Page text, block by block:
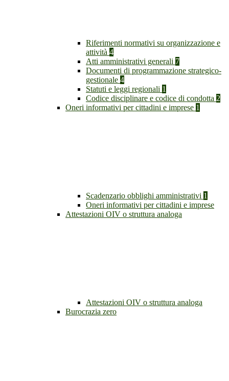
Riferimenti normativi su organizzazione e
attività 4
Atti amministrativi generali 7
Documenti di programmazione strategico-
gestionale 4
Statuti e leggi regionali 1
Codice disciplinare e codice di condotta 2
Oneri informativi per cittadini e imprese 1
Scadenzario obblighi amministrativi 1
Oneri informativi per cittadini e imprese
Attestazioni OIV o struttura analoga
Attestazioni OIV o struttura analoga
Burocrazia zero